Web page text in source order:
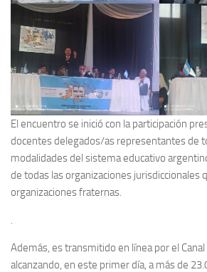
El encuentro se inició con la participación
docentes delegados/as representantes de
modalidades del sistema educativo
de todas las organizaciones jurisdiccionales
organizaciones fraternas.
.
Además, es transmitido en línea por el
alcanzando, en este primer día, a más de